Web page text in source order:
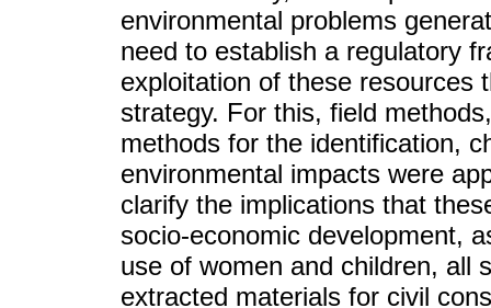
environmental problems
need to establish a regulatory
exploitation of these resources
strategy. For this, field
methods for the identification,
environmental impacts were
clarify the implications that
socio-economic development,
use of women and children, all
extracted materials for civil